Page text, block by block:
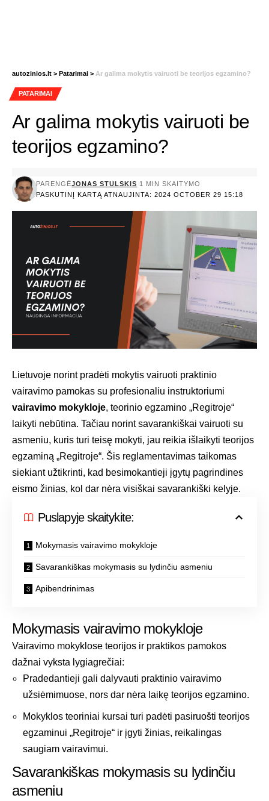
autozinios.lt > Patarimai > Ar galima mokytis vairuoti be teorijos egzamino?
PATARIMAI
Ar galima mokytis vairuoti be
teorijos egzamino?
PASKUTINĮ KARTĄ ATNAUJINTA: 2024 OCTOBER 29 15:18
PARENGĖJONAS STULSKIS 1 MIN SKAITYMO
Lietuvoje norint pradėti mokytis vairuoti praktinio
vairavimo pamokas su profesionaliu instruktoriumi
vairavimo mokykloje, teorinio egzamino „Regitroje“
laikyti nebūtina. Tačiau norint savarankiškai vairuoti su
asmeniu, kuris turi teisę mokyti, jau reikia išlaikyti teorijos
egzaminą „Regitroje“. Šis reglamentavimas taikomas
siekiant užtikrinti, kad besimokantieji įgytų pagrindines
eismo žinias, kol dar nėra visiškai savarankiški kelyje.
Puslapyje skaitykite:
Mokymasis vairavimo mokykloje
Savarankiškas mokymasis su lydinčiu asmeniu
Apibendrinimas
Mokymasis vairavimo mokykloje
Vairavimo mokyklose teorijos ir praktikos pamokos
dažnai vyksta lygiagrečiai:
Pradedantieji gali dalyvauti praktinio vairavimo
užsiėmimuose, nors dar nėra laikę teorijos egzamino.
Mokyklos teoriniai kursai turi padėti pasiruošti teorijos
egzaminui „Regitroje“ ir įgyti žinias, reikalingas
saugiam vairavimui.
Savarankiškas mokymasis su lydinčiu
asmeniu